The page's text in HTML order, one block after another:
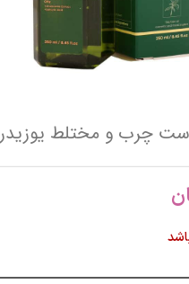
چرب و مختلط یوزیدر